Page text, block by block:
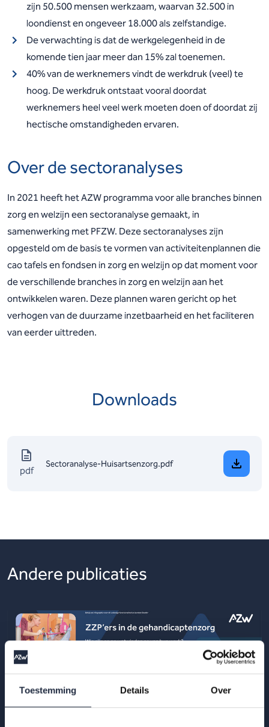
Toestemming Details Over
zijn 50.500 mensen werkzaam, waarvan 32.500 in
loondienst en ongeveer 18.000 als zelfstandige.
De verwachting is dat de werkgelegenheid in de
komende tien jaar meer dan 15% zal toenemen.
40% van de werknemers vindt de werkdruk (veel) te
hoog. De werkdruk ontstaat vooral doordat
werknemers heel veel werk moeten doen of doordat zij
hectische omstandigheden ervaren.
Over de sectoranalyses
In 2021 heeft het AZW programma voor alle branches binnen
zorg en welzijn een sectoranalyse gemaakt, in
samenwerking met PFZW. Deze sectoranalyses zijn
opgesteld om de basis te vormen van activiteitenplannen die
cao tafels en fondsen in zorg en welzijn op dat moment voor
de verschillende branches in zorg en welzijn aan het
ontwikkelen waren. Deze plannen waren gericht op het
verhogen van de duurzame inzetbaarheid en het faciliteren
van eerder uittreden.
Downloads
pdf
Sectoranalyse-Huisartsenzorg.pdf
Andere publicaties